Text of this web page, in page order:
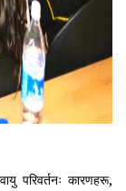
परिवर्तनः कारणहरू,